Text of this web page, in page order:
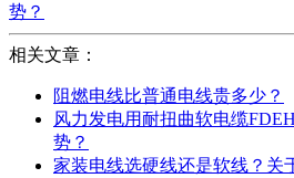
势？
相关文章：
阻燃电线比普通电线贵多少？
风力发电用耐扭曲软电缆
势？
家装电线选硬线还是软线？关